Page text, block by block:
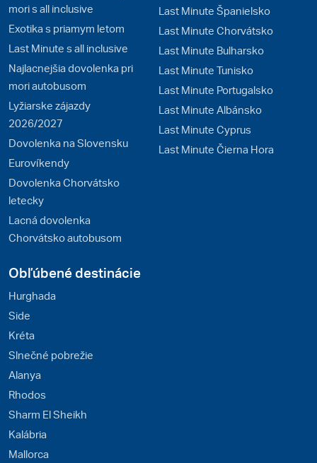
mori s all inclusive
Exotika s priamym letom
Last Minute s all inclusive
Najlacnejšia dovolenka pri
mori autobusom
Lyžiarske zájazdy
2026/2027
Dovolenka na Slovensku
Eurovíkendy
Dovolenka Chorvátsko
letecky
Lacná dovolenka
Chorvátsko autobusom
Last Minute Španielsko
Last Minute Chorvátsko
Last Minute Bulharsko
Last Minute Tunisko
Last Minute Portugalsko
Last Minute Albánsko
Last Minute Cyprus
Last Minute Čierna Hora
Obľúbené destinácie
Hurghada
Side
Kréta
Slnečné pobrežie
Alanya
Rhodos
Sharm El Sheikh
Kalábria
Mallorca